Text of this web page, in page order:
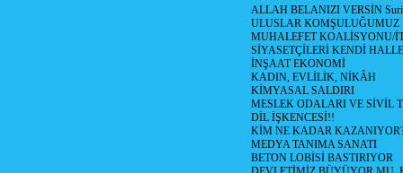
ALLAH BELANIZI VERSİN
ULUSLAR KOMŞULUĞUMUZ
MUHALEFET KOALİSYONU/
SİYASETÇİLERİ KENDİ
İNŞAAT EKONOMİ
KADIN, EVLİLİK, NİKÂH
KİMYASAL SALDIRI
MESLEK ODALARI VE SİVİL
DİL İŞKENCESİ!!
KİM NE KADAR
MEDYA TANIMA SANATI
BETON LOBİSİ BASTIRIYOR